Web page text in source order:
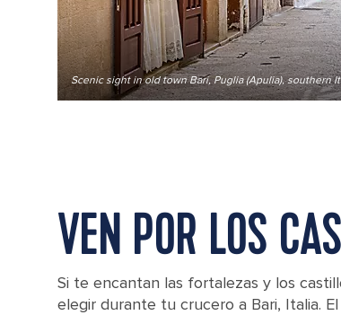
Scenic sight in old town Bari, Puglia (Apulia), southern
VEN POR LOS
Si te encantan las fortalezas y los
elegir durante tu crucero a Bari, Italia.